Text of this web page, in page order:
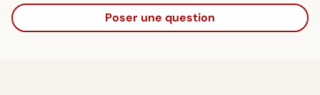
Poser une question